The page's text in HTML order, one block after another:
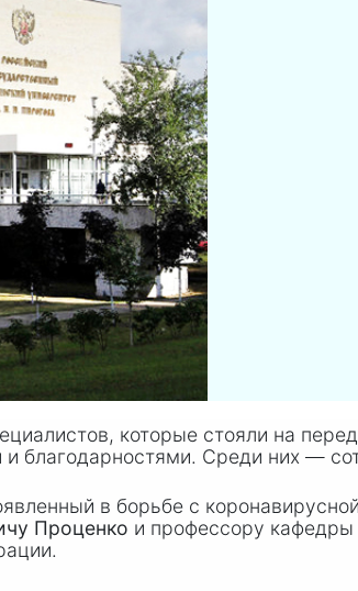
которые стояли на
и благодарностями. Среди них —
в борьбе с
Проценко и профессору